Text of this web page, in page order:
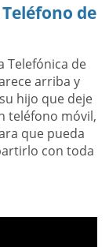
de
Telefónica de
arriba y
hijo que deje
teléfono móvil,
que pueda
con toda